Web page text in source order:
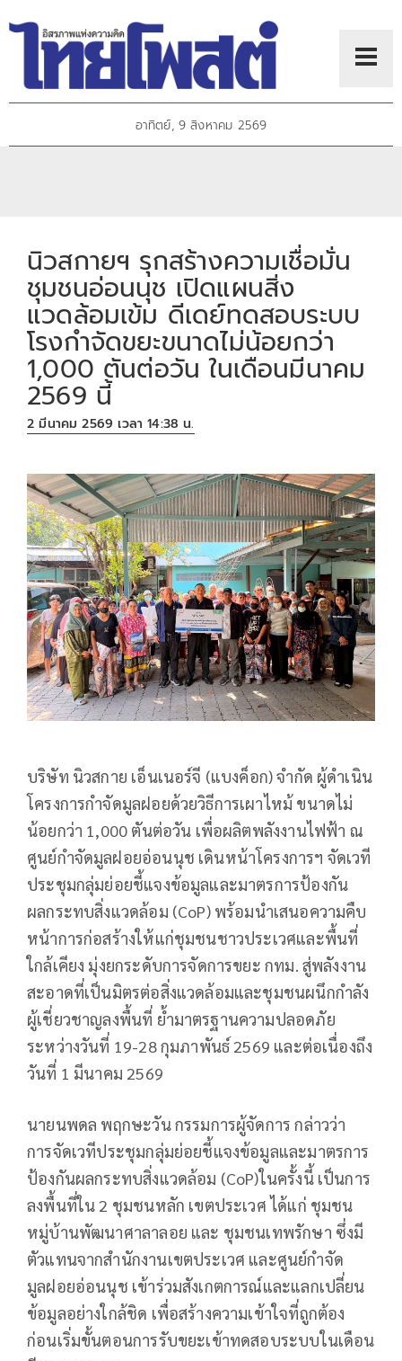
อาทิตย์, 9 สิงหาคม 2569
นิวสกายฯ รุกสร้างความเชื่อมั่น
ชุมชนอ่อนนุช เปิดแผนสิ่ง
แวดล้อมเข้ม ดีเดย์ทดสอบระบบ
โรงกำจัดขยะขนาดไม่น้อยกว่า
1,000 ตันต่อวัน ในเดือนมีนาคม
2569 นี้
2 มีนาคม 2569 เวลา 14:38 น.
บริษัท นิวสกาย เอ็นเนอร์จี (แบงค็อก) จำกัด ผู้ดำเนิน
โครงการกำจัดมูลฝอยด้วยวิธีการเผาไหม้ ขนาดไม่
น้อยกว่า 1,000 ตันต่อวัน เพื่อผลิตพลังงานไฟฟ้า ณ
ศูนย์กำจัดมูลฝอยอ่อนนุช เดินหน้าโครงการฯ จัดเวที
ประชุมกลุ่มย่อยชี้แจงข้อมูลและมาตรการป้องกัน
ผลกระทบสิ่งแวดล้อม (CoP) พร้อมนำเสนอความคืบ
หน้าการก่อสร้างให้แก่ชุมชนชาวประเวศและพื้นที่
ใกล้เคียง มุ่งยกระดับการจัดการขยะ กทม. สู่พลังงาน
สะอาดที่เป็นมิตรต่อสิ่งแวดล้อมและชุมชนผนึกกำลัง
ผู้เชี่ยวชาญลงพื้นที่ ย้ำมาตรฐานความปลอดภัย
ระหว่างวันที่ 19-28 กุมภาพันธ์ 2569 และต่อเนื่องถึง
วันที่ 1 มีนาคม 2569
นายนพดล พฤกษะวัน กรรมการผู้จัดการ กล่าวว่า
การจัดเวทีประชุมกลุ่มย่อยชี้แจงข้อมูลและมาตรการ
ป้องกันผลกระทบสิ่งแวดล้อม (CoP)ในครั้งนี้ เป็นการ
ลงพื้นที่ใน 2 ชุมชนหลัก เขตประเวศ ได้แก่ ชุมชน
หมู่บ้านพัฒนาศาลาลอย และ ชุมชนเทพรักษา ซึ่งมี
ตัวแทนจากสำนักงานเขตประเวศ และศูนย์กำจัด
มูลฝอยอ่อนนุช เข้าร่วมสังเกตการณ์และแลกเปลี่ยน
ข้อมูลอย่างใกล้ชิด เพื่อสร้างความเข้าใจที่ถูกต้อง
ก่อนเริ่มขั้นตอนการรับขยะเข้าทดสอบระบบในเดือน